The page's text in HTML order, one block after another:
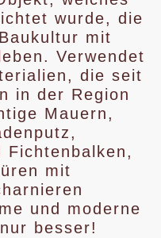
wurde, die
mit
Verwendet
die seit
in der Region
Mauern,
Fichtenbalken,
mit
und moderne
besser!